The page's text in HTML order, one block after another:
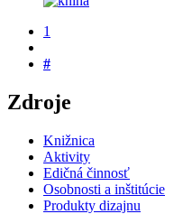
1
#
Zdroje
Knižnica
Aktivity
Edičná činnosť
Osobnosti a inštitúcie
Produkty dizajnu